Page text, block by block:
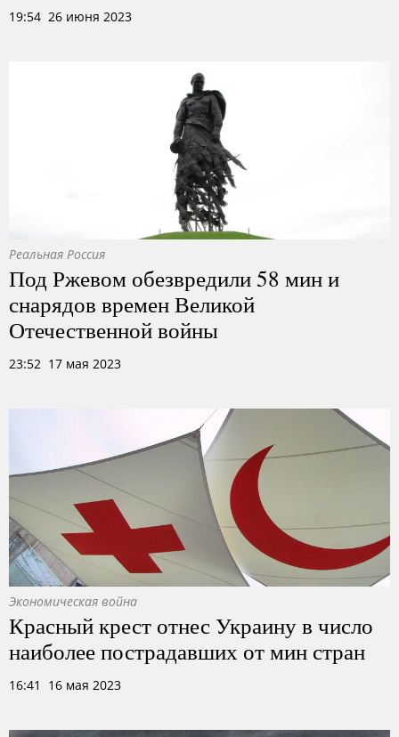
19:54 26 июня 2023
Реальная Россия
Под Ржевом обезвредили 58 мин и
снарядов времен Великой
Отечественной войны
23:52 17 мая 2023
Экономическая война
Красный крест отнес Украину в число
наиболее пострадавших от мин стран
16:41 16 мая 2023